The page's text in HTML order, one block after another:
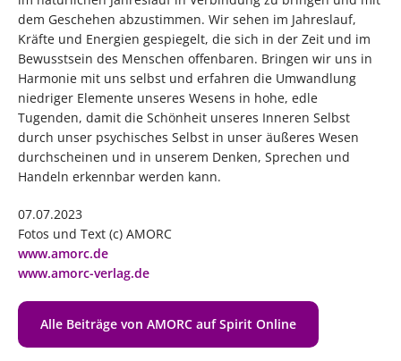
dem Geschehen abzustimmen. Wir sehen im Jahreslauf,
Kräfte und Energien gespiegelt, die sich in der Zeit und im
Bewusstsein des Menschen offenbaren. Bringen wir uns in
Harmonie mit uns selbst und erfahren die Umwandlung
niedriger Elemente unseres Wesens in hohe, edle
Tugenden, damit die Schönheit unseres Inneren Selbst
durch unser psychisches Selbst in unser äußeres Wesen
durchscheinen und in unserem Denken, Sprechen und
Handeln erkennbar werden kann.
07.07.2023
Fotos und Text (c) AMORC
www.amorc.de
www.amorc-verlag.de
Alle Beiträge von AMORC auf Spirit Online